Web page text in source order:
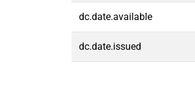
dc.date.available
dc.date.issued